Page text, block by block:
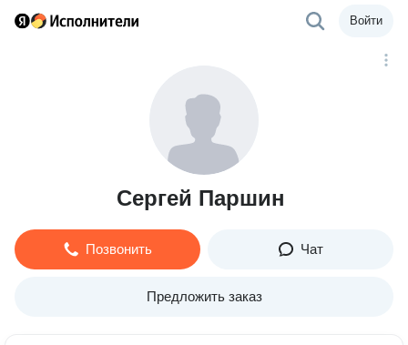
Войти
Сергей Паршин
Позвонить Чат
Предложить заказ